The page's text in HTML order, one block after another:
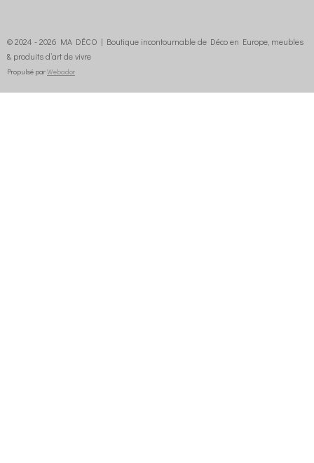
© 2024 - 2026 MA DÉCO | Boutique incontournable de Déco en Europe, meubles
& produits d’art de vivre
Propulsé parWebador